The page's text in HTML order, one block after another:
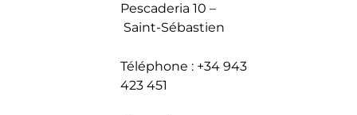
Pescaderia 10 –
Saint-Sébastien
Téléphone : +34 943
423 451